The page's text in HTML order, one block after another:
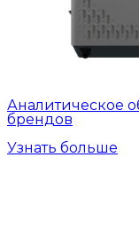
Аналитическое
брендов
Узнать больше